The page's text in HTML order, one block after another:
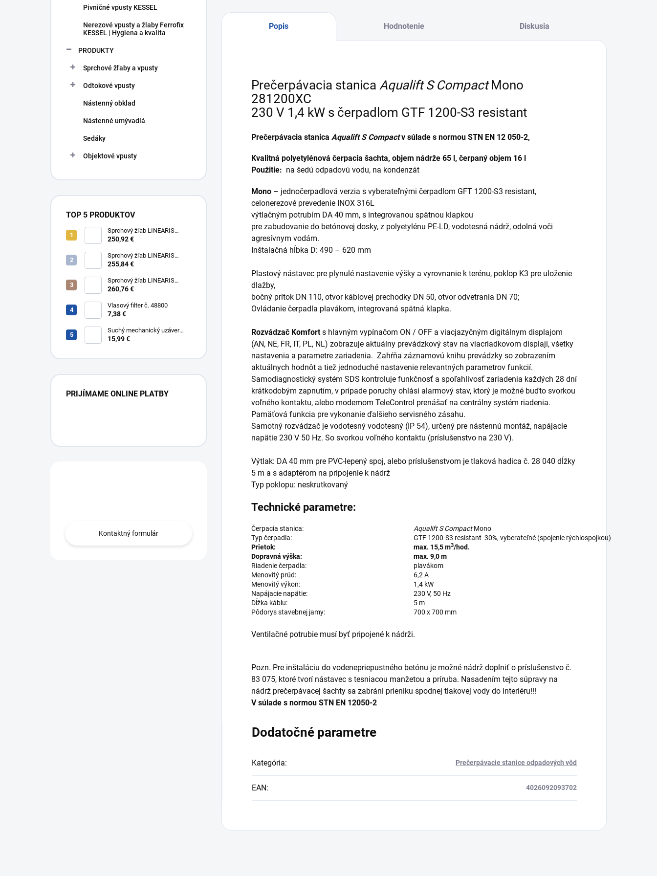
Pivničné vpusty KESSEL
Nerezové vpusty a žlaby Ferrofix
KESSEL | Hygiena a kvalita
PRODUKTY
Sprchové žľaby a vpusty
Odtokové vpusty
Nástenný obklad
Nástenné umývadlá
Sedáky
Objektové vpusty
TOP 5 PRODUKTOV
Sprchový žľab LINEARIS
Compact č. 45600.63M, L 75
304
250,92 €
Sprchový žľab LINEARIS
Compact č. 45600.64M, L 85
304
255,84 €
Sprchový žľab LINEARIS
Compact č. 45600.65M, L 95
304
260,76 €
Vlasový filter č. 48800
7,38 €
Suchý mechanický uzáver
Multistop č. 48400,
15,99 €
PRIJÍMAME ONLINE PLATBY
Kontaktný formulár
Popis Hodnotenie Diskusia
Prečerpávacia stanica Aqualift S CompactMono
281200XC
230 V 1,4 kW s čerpadlom GTF 1200-S3 resistant
Prečerpávacia stanica Aqualift S Compactv súlade s normou STN EN 12 050-2,
Kvalitná polyetylénová čerpacia šachta, objem nádrže 65 l, čerpaný objem 16 l
Použitie: na šedú odpadovú vodu, na kondenzát
Mono – jednočerpadlová verzia s vyberateľnými čerpadlom GFT 1200-S3 resistant,
celonerezové prevedenie INOX 316L
výtlačným potrubím DA 40 mm, s integrovanou spätnou klapkou
pre zabudovanie do betónovej dosky, z polyetylénu PE-LD, vodotesná nádrž, odolná voči
agresívnym vodám.
Inštalačná hĺbka D: 490 – 620 mm
Plastový nástavec pre plynulé nastavenie výšky a vyrovnanie k terénu, poklop K3 pre uloženie
dlažby,
bočný prítok DN 110, otvor káblovej prechodky DN 50, otvor odvetrania DN 70;
Ovládanie čerpadla plavákom, integrovaná spätná klapka.
Rozvádzač Komforts hlavným vypínačom ON / OFF a viacjazyčným digitálnym displajom
(AN, NE, FR, IT, PL, NL) zobrazuje aktuálny prevádzkový stav na viacriadkovom displaji, všetky
nastavenia a parametre zariadenia. Zahŕňa záznamovú knihu prevádzky so zobrazením
aktuálnych hodnôt a tiež jednoduché nastavenie relevantných parametrov funkcií.
Samodiagnostický systém SDS kontroluje funkčnosť a spoľahlivosť zariadenia každých 28 dní
krátkodobým zapnutím, v prípade poruchy ohlási alarmový stav, ktorý je možné buďto svorkou
voľného kontaktu, alebo modemom TeleControl prenášať na centrálny systém riadenia.
Pamäťová funkcia pre vykonanie ďalšieho servisného zásahu.
Samotný rozvádzač je vodotesný vodotesný (IP 54), určený pre nástennú montáž, napájacie
napätie 230 V 50 Hz. So svorkou voľného kontaktu (príslušenstvo na 230 V).
Výtlak: DA 40 mm pre PVC-lepený spoj, alebo príslušenstvom je tlaková hadica č. 28 040 dĺžky
5 m a s adaptérom na pripojenie k nádrž
Typ poklopu: neskrutkovaný
Technické parametre:
Čerpacia stanica: Aqualift S CompactMono
Typ čerpadla:
GTF 1200-S3 resistant 30%, vyberateľné (spojenie rýchlospojkou)
Prietok:
max. 15,5 m3/hod.
Dopravná výška:
max. 9,0 m
Riadenie čerpadla:
plavákom
Menovitý prúd:
6,2 A
Menovitý výkon:
1,4 kW
Napájacie napätie:
230 V, 50 Hz
Dĺžka káblu:
5 m
Pôdorys stavebnej jamy:
700 x 700 mm
Ventilačné potrubie musí byť pripojené k nádrži.
Pozn. Pre inštaláciu do vodenepriepustného betónu je možné nádrž doplniť o príslušenstvo č.
83 075, ktoré tvorí nástavec s tesniacou manžetou a príruba. Nasadením tejto súpravy na
nádrž prečerpávacej šachty sa zabráni prieniku spodnej tlakovej vody do interiéru!!!
V súlade s normou STN EN 12050-2
Dodatočné parametre
Kategória: Prečerpávacie stanice odpadových vôd
EAN: 4026092093702